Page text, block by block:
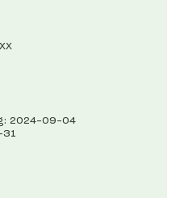
2024-09-04
31